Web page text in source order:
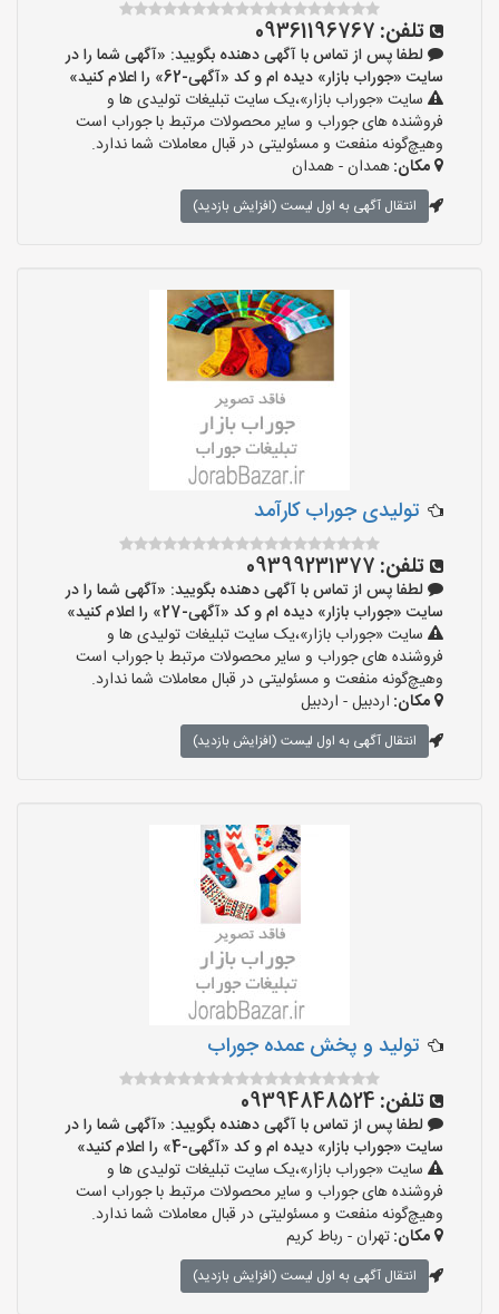
تلفن: 09361196767
لطفا پس از تماس با آگهی دهنده بگویید: «آگهی شما را در
سایت «جوراب بازار» دیده ام و کد «آگهی-62» را اعلام کنید»
سایت «جوراب بازار»،یک سایت تبلیغات تولیدی ها و
فروشنده های جوراب و سایر محصولات مرتبط با جوراب است
وهیچ‌گونه منفعت و مسئولیتی در قبال معاملات شما ندارد.
مکان:همدان - همدان
انتقال آگهی به اول لیست (افزایش بازدید)
تولیدی جوراب کارآمد
تلفن: 09399231377
لطفا پس از تماس با آگهی دهنده بگویید: «آگهی شما را در
سایت «جوراب بازار» دیده ام و کد «آگهی-27» را اعلام کنید»
سایت «جوراب بازار»،یک سایت تبلیغات تولیدی ها و
فروشنده های جوراب و سایر محصولات مرتبط با جوراب است
وهیچ‌گونه منفعت و مسئولیتی در قبال معاملات شما ندارد.
مکان: اردبیل - اردبیل
انتقال آگهی به اول لیست (افزایش بازدید)
تولید و پخش عمده جوراب
تلفن: 09394848524
لطفا پس از تماس با آگهی دهنده بگویید: «آگهی شما را در
سایت «جوراب بازار» دیده ام و کد «آگهی-4» را اعلام کنید»
سایت «جوراب بازار»،یک سایت تبلیغات تولیدی ها و
فروشنده های جوراب و سایر محصولات مرتبط با جوراب است
وهیچ‌گونه منفعت و مسئولیتی در قبال معاملات شما ندارد.
مکان:تهران - رباط کریم
انتقال آگهی به اول لیست (افزایش بازدید)